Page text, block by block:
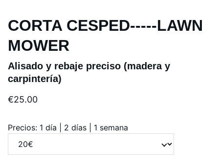
CORTA CESPED-----LAWN
MOWER
Alisado y rebaje preciso (madera y
carpintería)
€25.00
Precios: 1 día | 2 días | 1 semana